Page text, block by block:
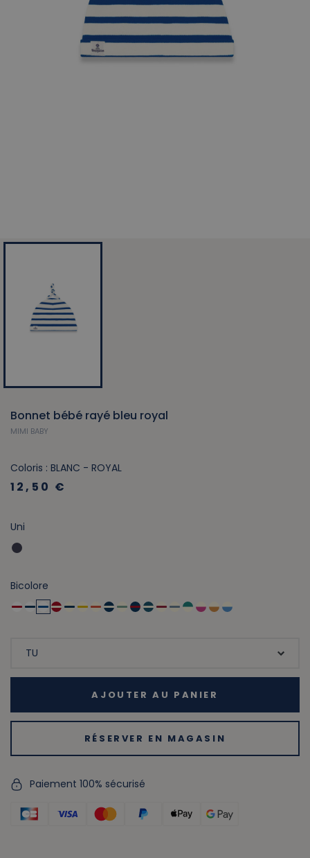
Bonnet bébé rayé bleu royal
MIMI BABY
Coloris : BLANC - ROYAL
12,50 €
Uni
Bicolore
AJOUTER AU PANIER
RÉSERVER EN MAGASIN
Paiement 100% sécurisé